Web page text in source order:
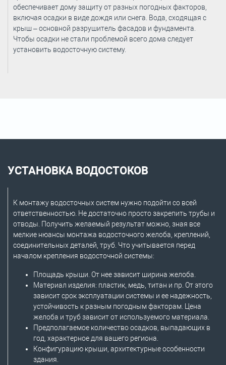
обеспечивает дому защиту от разных погодных факторов,
включая осадки в виде дождя или снега. Вода, сходящая с
крыш – основной разрушитель фасадов и фундамента.
Чтобы осадки не стали проблемой всего дома следует
установить водосточную систему.
УСТАНОВКА ВОДОСТОКОВ
К монтажу водосточных систем нужно подойти со всей
ответственностью. Не достаточно просто закрепить трубы и
отводы. Получить желаемый результат можно, зная все
мелкие нюансы монтажа водосточного желоба, креплений,
соединительных деталей, труб. Что учитывается перед
началом крепления водосточной системы:
Площадь крыши. От нее зависит ширина желоба.
Материал изделия: пластик, медь, титан и пр. От этого
зависит срок эксплуатации системы и ее надежность,
устойчивость к разным погодным факторам. Цена
желоба и труб зависит от используемого материала.
Предполагаемое количество осадков, выпадающих в
год, характерное для вашего региона.
Конфигурацию крыши, архитектурные особенности
здания.